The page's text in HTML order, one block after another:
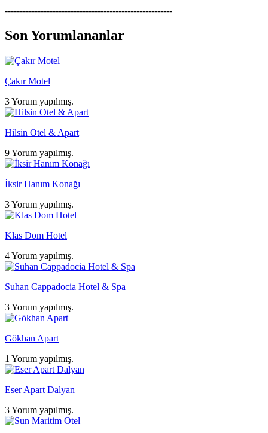
--------------------------------------------------------
Son Yorumlananlar
Çakır Motel
3 Yorum yapılmış.
Hilsin Otel & Apart
9 Yorum yapılmış.
İksir Hanım Konağı
3 Yorum yapılmış.
Klas Dom Hotel
4 Yorum yapılmış.
Suhan Cappadocia Hotel & Spa
3 Yorum yapılmış.
Gökhan Apart
1 Yorum yapılmış.
Eser Apart Dalyan
3 Yorum yapılmış.